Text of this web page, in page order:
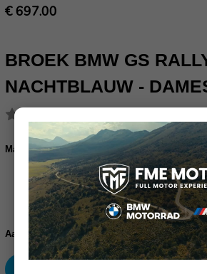
€ 697.00
BROEK BMW GS
NACHTBLAUW -
Maat:*
38
Huidige
voorraad:
Aantal:
Verhoog
aantallen:
Verlaag
aantallen: